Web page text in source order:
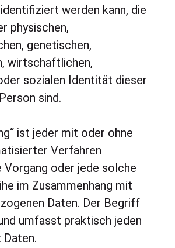
werden kann, die
physischen,
genetischen,
wirtschaftlichen,
sozialen Identität dieser
sind.
ist jeder mit oder ohne
Verfahren
Vorgang oder jede solche
im Zusammenhang mit
Daten. Der Begriff
umfasst praktisch jeden
Daten.